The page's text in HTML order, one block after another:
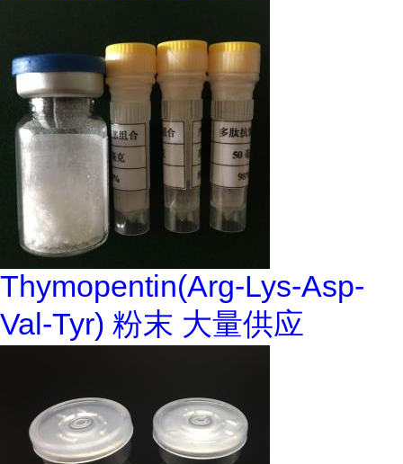
Thymopentin(Arg-Lys-Asp-
Val-Tyr) 粉末 大量供应